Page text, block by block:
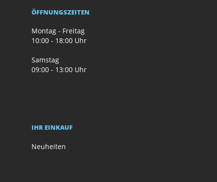
ÖFFNUNGSZEITEN
Montag - Freitag
10:00 - 18:00 Uhr
Samstag
09:00 - 13:00 Uhr
IHR EINKAUF
Neuheiten